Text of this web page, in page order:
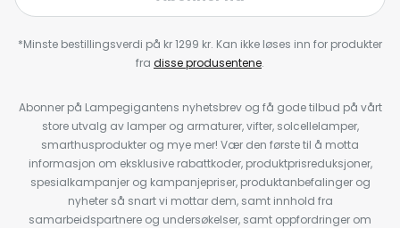
*Minste bestillingsverdi på kr 1299 kr. Kan ikke løses inn for produkter
fra disse produsentene.
Abonner på Lampegigantens nyhetsbrev og få gode tilbud på vårt
store utvalg av lamper og armaturer, vifter, solcellelamper,
smarthusprodukter og mye mer! Vær den første til å motta
informasjon om eksklusive rabattkoder, produktprisreduksjoner,
spesialkampanjer og kampanjepriser, produktanbefalinger og
nyheter så snart vi mottar dem, samt innhold fra
samarbeidspartnere og undersøkelser, samt oppfordringer om